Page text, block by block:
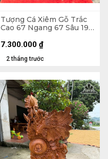
Tượng Cá Xiêm Gỗ Trắc
Cao 67 Ngang 67 Sâu 19
2 tháng trước
7.300.000 ₫